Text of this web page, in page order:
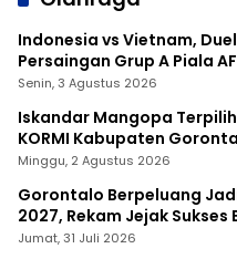
Indonesia vs Vietnam,
Persaingan Grup A Piala
Senin, 3 Agustus 2026
Iskandar Mangopa
KORMI Kabupaten
Minggu, 2 Agustus 2026
Gorontalo Berpeluang Jadi
2027, Rekam Jejak
Jumat, 31 Juli 2026